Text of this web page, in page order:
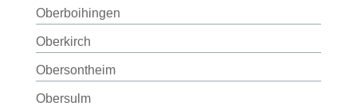
Oberboihingen
Oberkirch
Obersontheim
Obersulm